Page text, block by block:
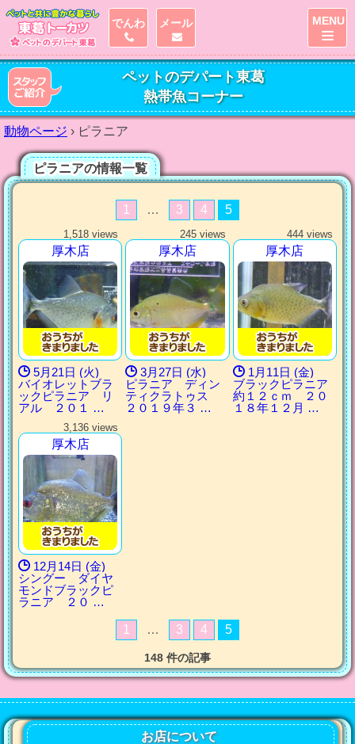
ペットのデパート東葛
熱帯魚コーナー
動物ページ › ピラニア
ピラニアの情報一覧
1 … 3 4 5
1,518 views
厚木店
5月21日 (火)
バイオレットブラ
ックピラニア リ
アル ２０１ …
245 views
厚木店
3月27日 (水)
ピラニア ディン
ティクラトゥス
２０１９年３ …
444 views
厚木店
1月11日 (金)
ブラックピラニア
約１２ｃｍ ２０
１８年１２月 …
3,136 views
厚木店
12月14日 (金)
シングー ダイヤ
モンドブラックピ
ラニア ２０ …
1 … 3 4 5
148 件の記事
でんわ メール MENU
お店について